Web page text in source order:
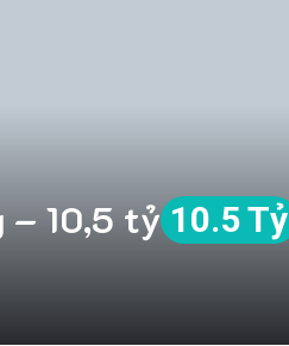
– 10,5 tỷ 10.5 Tỷ